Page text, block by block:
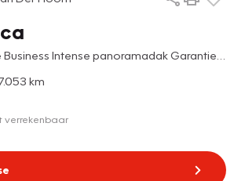
km
verrekenbaar